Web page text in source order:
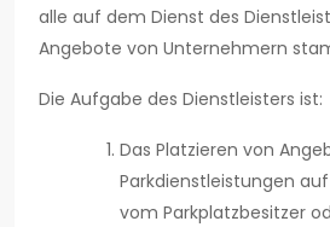
alle auf dem Dienst des
Angebote von Unternehmern
Die Aufgabe des Dienstleisters ist:
Das Platzieren von
Parkdienstleistungen
vom Parkplatzbesitzer